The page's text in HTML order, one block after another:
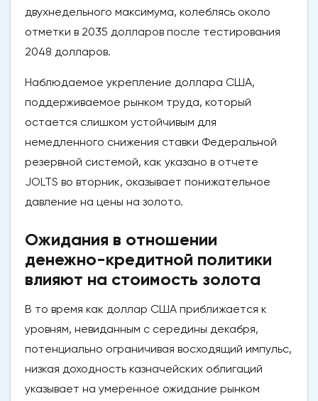
двухнедельного максимума, колеблясь около
отметки в 2035 долларов после тестирования
2048 долларов.
Наблюдаемое укрепление доллара США,
поддерживаемое рынком труда, который
остается слишком устойчивым для
немедленного снижения ставки Федеральной
резервной системой, как указано в отчете
JOLTS во вторник, оказывает понижательное
давление на цены на золото.
Ожидания в отношении
денежно-кредитной политики
влияют на стоимость золота
В то время как доллар США приближается к
уровням, невиданным с середины декабря,
потенциально ограничивая восходящий импульс,
низкая доходность казначейских облигаций
указывает на умеренное ожидание рынком